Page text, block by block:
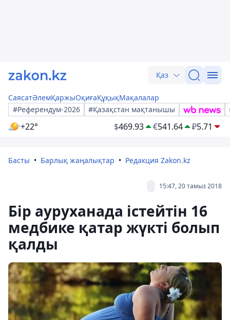
Қаз
СаясатӘлемҚаржыОқиғаҚұқықМақалалар
#Референдум-2026
#Қазақстан мақтанышы
+22° $469.93 €541.64 ₽5.71
Басты Барлық жаңалықтар Редакция Zakon.kz
15:47, 20 тамыз 2018
Бір ауруханада істейтін 16
медбике қатар жүкті болып
қалды